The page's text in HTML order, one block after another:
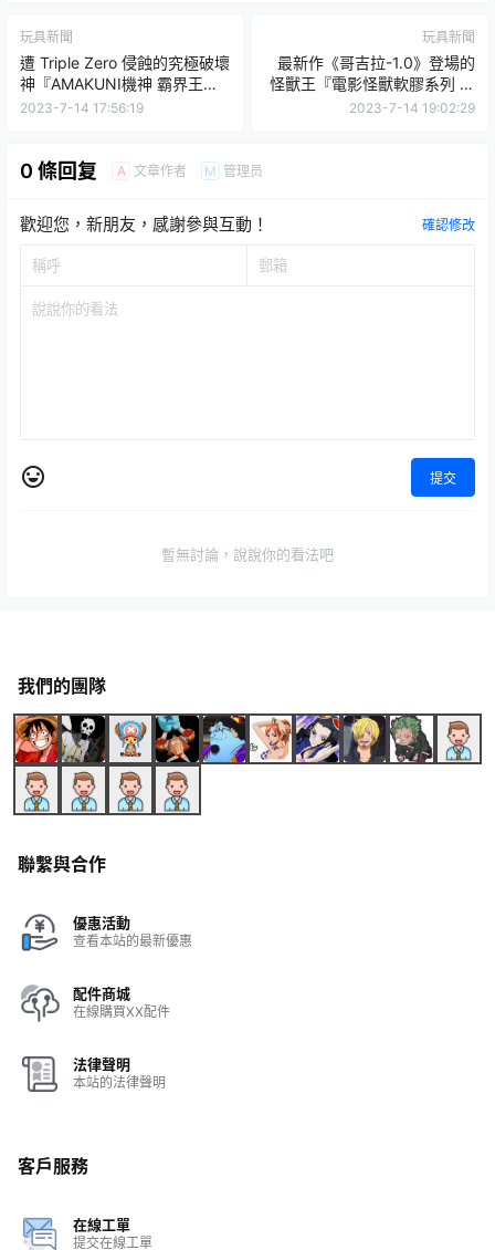
玩具新聞
遭 Triple Zero 侵蝕的究極破壞
神『AMAKUNI機神 霸界王始
源我王凱牙 可動模型』全貌公
2023-7-14 17:56:19
玩具新聞
最新作《哥吉拉-1.0》登場的
怪獸王『電影怪獸軟膠系列 哥
吉拉(2023)』預計 10 月發
2023-7-14 19:02:29
0 條回复 A 文章作者 M 管理员
歡迎您，新朋友，感謝參與互動！ 確認修改
提交
暫無討論，說說你的看法吧
我們的團隊
聯繫與合作
優惠活動
查看本站的最新優惠
配件商城
在線購買XX配件
法律聲明
本站的法律聲明
客戶服務
在線工單
提交在線工單